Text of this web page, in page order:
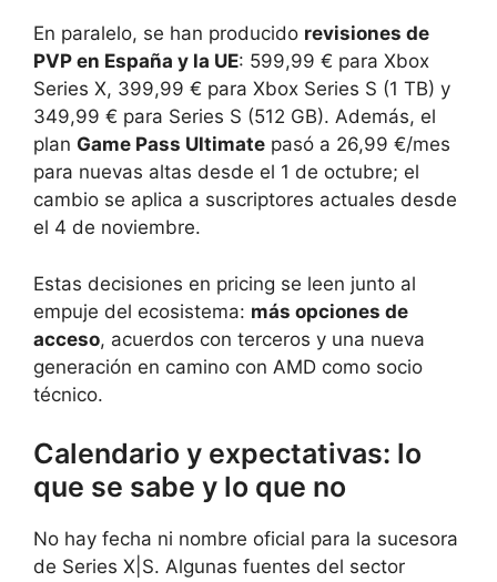
En paralelo, se han producido revisiones de
PVP en España y la UE: 599,99 € para Xbox
Series X, 399,99 € para Xbox Series S (1 TB) y
349,99 € para Series S (512 GB). Además, el
plan Game Pass Ultimate pasó a 26,99 €/mes
para nuevas altas desde el 1 de octubre; el
cambio se aplica a suscriptores actuales desde
el 4 de noviembre.
Estas decisiones en pricing se leen junto al
empuje del ecosistema: más opciones de
acceso, acuerdos con terceros y una nueva
generación en camino con AMD como socio
técnico.
Calendario y expectativas: lo
que se sabe y lo que no
No hay fecha ni nombre oficial para la sucesora
de Series X|S. Algunas fuentes del sector